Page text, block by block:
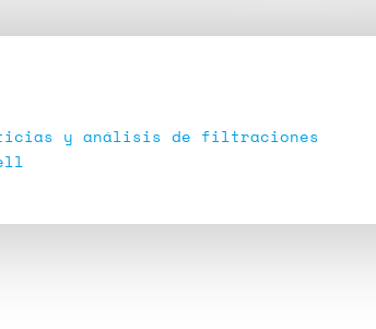
y análisis de filtraciones